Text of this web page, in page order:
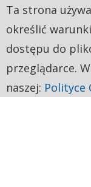
Ta strona
określić
dostępu do
przeglądarce.
naszej: Polityce